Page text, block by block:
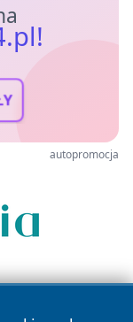
autopromocja